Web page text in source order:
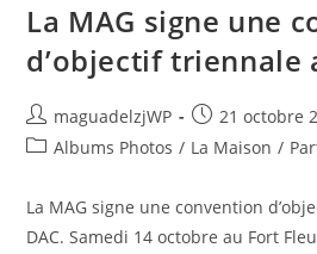
La MAG signe une
d’objectif triennale
Auteur/autrice
de
maguadelzjWP
Publication
publiée :
21 octobre
PostAlbums Photos / La Maison /
La MAG signe une convention
DAC. Samedi 14 octobre au Fort